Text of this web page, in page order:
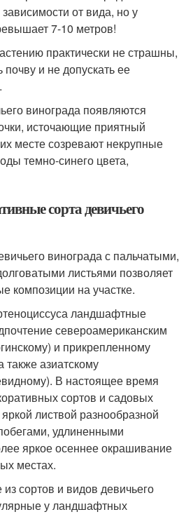
от вида, но у
7-10 метров!
практически не страшны,
и не допускать ее
винограда появляются
источающие приятный
месте созревают некрупные
темно-синего цвета,
сорта девичьего
винограда с пальчатыми,
листьями позволяет
композиции на участке.
ландшафтные
североамериканским
и прикрепленному
также азиатскому
В настоящее время
сортов и садовых
листвой разнообразной
удлиненными
яркое осеннее окрашивание
местах.
сортов и видов девичьего
у ландшафтных